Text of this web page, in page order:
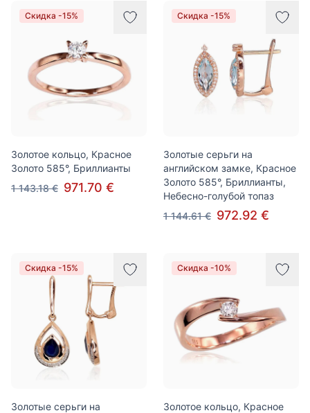
Скидка -15%
Золотое кольцо, Красное
Золото 585°, Бриллианты
1 143.18 € 971.70 €
Скидка -15%
Золотые серьги на
английском замке, Красное
Золото 585°, Бриллианты,
Небесно-голубой топаз
1 144.61 € 972.92 €
Скидка -15%
Золотые серьги на
Скидка -10%
Золотое кольцо, Красное